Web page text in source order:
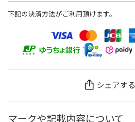
下記の決済方法がご利用頂けます。
シェアする
マークや記載内容について